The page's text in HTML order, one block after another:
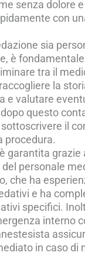
senza dolore
con
sia
è
tra il
la
e valutare
questo
il
procedura.
garantita grazie
personale
che ha
e ha
specifici.
interno
in caso di